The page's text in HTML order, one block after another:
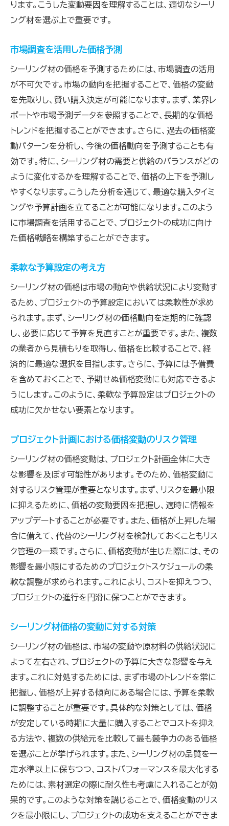
トレンド分析による長期的なコスト削減策
価格トレンドを利用した購買戦略
最新データの活用による効率化
プロジェクトに最適なシーリング材選びの賢いポ
イント
ニーズに応じた素材特性の比較
プロジェクトにおける耐久性と機能性の選択
環境に優しいシーリング材の選び方
コストと品質のバランスを取る方法
シーリング材選びで考慮すべき要素
シーリング材の価格変動に対応するための最新情
業界最新情報の入手先
インターネットを活用した情報収集術
専門家の意見を取り入れる方法
価格変動に応じた戦略的計画
トレンドを掴むための効果的な情報ネットワ
ーク
情報収集で差をつけるプロジェクト管理
予算を考慮したシーリング材選びで長期的な利益
を確保する
方
メンテナンス費用の見積もり方
総合的なコスト評価による利益最大化
予算内での最高の結果を生む選び方
戦略的な投資で得られる長期的利益
シーリング材の価格とトレンドを踏まえた選択で
成功を導く
最新の価格トレンドに基づく選択
マーケットの動向を踏まえた計画
プロジェクト成功のための価格分析
将来を見据えた選択で得る成功
シーリング価格と耐久性のバランスを取った素材
選びの秘訣
耐久性を重視したコスト効果のある素材
価格と品質のバランスを考えた選択
耐久性の違いによる価格分析
長期使用に適した素材の選定基準
賢い選択で得る耐久性とコストの両立
ります。こうした変動要因を理解することは、適切なシーリ
ング材を選ぶ上で重要です。
市場調査を活用した価格予測
シーリング材の価格を予測するためには、市場調査の活用
が不可欠です。市場の動向を把握することで、価格の変動
を先取りし、賢い購入決定が可能になります。まず、業界レ
ポートや市場予測データを参照することで、長期的な価格
トレンドを把握することができます。さらに、過去の価格変
動パターンを分析し、今後の価格動向を予測することも有
効です。特に、シーリング材の需要と供給のバランスがどの
ように変化するかを理解することで、価格の上下を予測し
やすくなります。こうした分析を通じて、最適な購入タイミ
ングや予算計画を立てることが可能になります。このよう
に市場調査を活用することで、プロジェクトの成功に向け
た価格戦略を構築することができます。
柔軟な予算設定の考え方
シーリング材の価格は市場の動向や供給状況により変動す
るため、プロジェクトの予算設定においては柔軟性が求め
られます。まず、シーリング材の価格動向を定期的に確認
し、必要に応じて予算を見直すことが重要です。また、複数
の業者から見積もりを取得し、価格を比較することで、経
済的に最適な選択を目指します。さらに、予算には予備費
を含めておくことで、予期せぬ価格変動にも対応できるよ
うにします。このように、柔軟な予算設定はプロジェクトの
成功に欠かせない要素となります。
プロジェクト計画における価格変動のリスク管理
シーリング材の価格変動は、プロジェクト計画全体に大き
な影響を及ぼす可能性があります。そのため、価格変動に
対するリスク管理が重要となります。まず、リスクを最小限
に抑えるために、価格の変動要因を把握し、適時に情報を
アップデートすることが必要です。また、価格が上昇した場
合に備えて、代替のシーリング材を検討しておくこともリス
ク管理の一環です。さらに、価格変動が生じた際には、その
影響を最小限にするためのプロジェクトスケジュールの柔
軟な調整が求められます。これにより、コストを抑えつつ、
プロジェクトの進行を円滑に保つことができます。
シーリング材価格の変動に対する対策
シーリング材の価格は、市場の変動や原材料の供給状況に
よって左右され、プロジェクトの予算に大きな影響を与え
ます。これに対処するためには、まず市場のトレンドを常に
把握し、価格が上昇する傾向にある場合には、予算を柔軟
に調整することが重要です。具体的な対策としては、価格
が安定している時期に大量に購入することでコストを抑え
る方法や、複数の供給元を比較して最も競争力のある価格
を選ぶことが挙げられます。また、シーリング材の品質を一
定水準以上に保ちつつ、コストパフォーマンスを最大化する
ためには、素材選定の際に耐久性も考慮に入れることが効
果的です。このような対策を講じることで、価格変動のリス
クを最小限にし、プロジェクトの成功を支えることができま